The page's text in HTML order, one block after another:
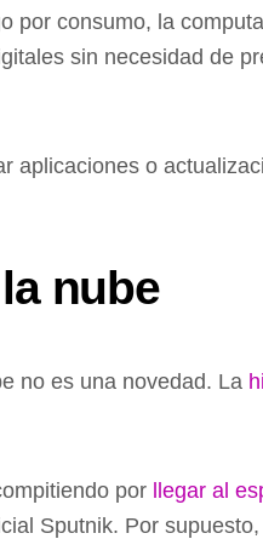
por consumo, la
sin necesidad de
aplicaciones o
nube
no es una novedad. La
por llegar al
Sputnik. Por